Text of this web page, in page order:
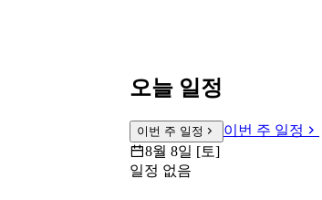
오늘 일정
이번 주 일정
이번 주 일정
8월 8일 [토]
일정 없음